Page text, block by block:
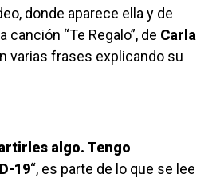
donde aparece ella y de
“Te Regalo”, de Carla
varias frases explicando su
algo. Tengo
19“, es parte de lo que se lee